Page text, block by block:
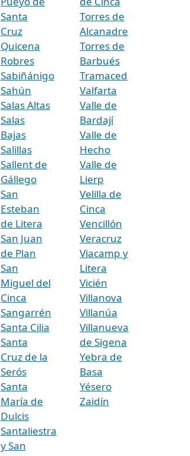
Santa
Cruz
Quicena
Robres
Sabiñánigo
Sahún
Salas Altas
Salas
Bajas
Salillas
Sallent de
Gállego
San
Esteban
de Litera
San Juan
de Plan
San
Miguel del
Cinca
Sangarrén
Santa Cilia
Santa
Cruz de la
Serós
Santa
María de
Dulcis
Santaliestra
y San
Torres de
Alcanadre
Torres de
Barbués
Tramaced
Valfarta
Valle de
Bardají
Valle de
Hecho
Valle de
Lierp
Velilla de
Cinca
Vencillón
Veracruz
Viacamp y
Litera
Vicién
Villanova
Villanúa
Villanueva
de Sigena
Yebra de
Basa
Yésero
Zaidín